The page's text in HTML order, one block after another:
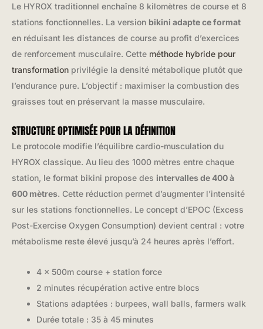
Le HYROX traditionnel enchaîne 8 kilomètres de course et 8
stations fonctionnelles. La version bikini adapte ce format
en réduisant les distances de course au profit d’exercices
de renforcement musculaire. Cette méthode hybride pour
transformation privilégie la densité métabolique plutôt que
l’endurance pure. L’objectif : maximiser la combustion des
graisses tout en préservant la masse musculaire.
STRUCTURE OPTIMISÉE POUR LA DÉFINITION
Le protocole modifie l’équilibre cardio-musculation du
HYROX classique. Au lieu des 1000 mètres entre chaque
station, le format bikini propose des intervalles de 400 à
600 mètres. Cette réduction permet d’augmenter l’intensité
sur les stations fonctionnelles. Le concept d’EPOC (Excess
Post-Exercise Oxygen Consumption) devient central : votre
métabolisme reste élevé jusqu’à 24 heures après l’effort.
4 x 500m course + station force
2 minutes récupération active entre blocs
Stations adaptées : burpees, wall balls, farmers walk
Durée totale : 35 à 45 minutes